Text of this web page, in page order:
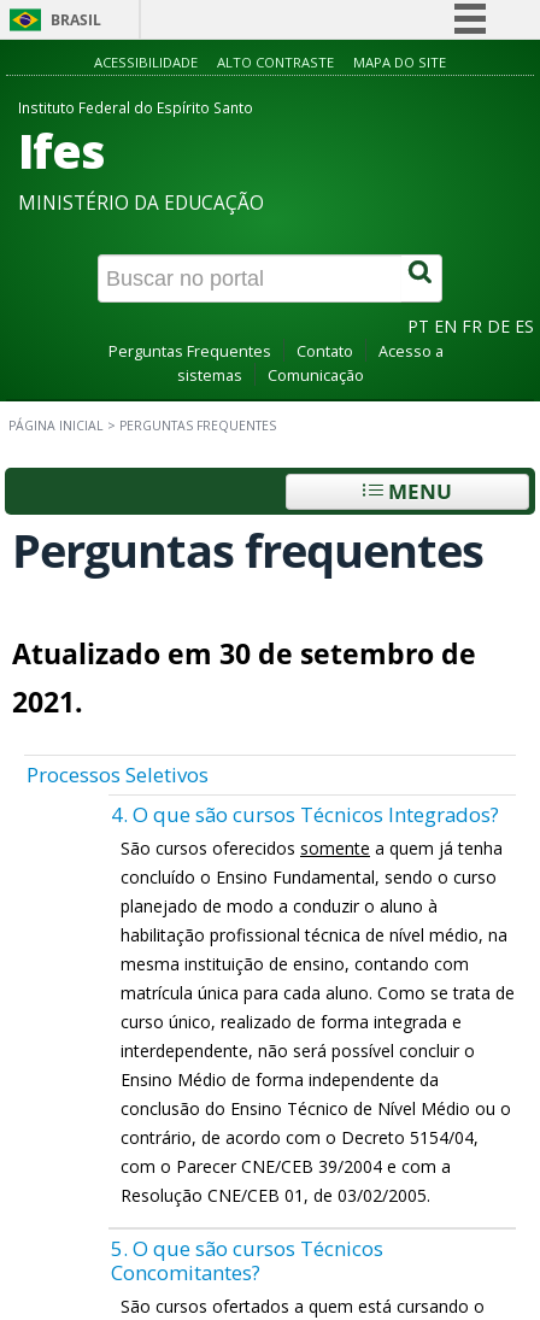
BRASIL
Simplifique!
Canais
ACESSIBILIDADE ALTO CONTRASTE MAPA DO SITE
Instituto Federal do Espírito Santo
Ifes
MINISTÉRIO DA EDUCAÇÃO
PT EN FR DE ES
Perguntas Frequentes Contato
Acesso a
sistemas
Comunicação
PÁGINA INICIAL > PERGUNTAS FREQUENTES
MENU
Perguntas frequentes
Atualizado em 30 de setembro de
2021.
Processos Seletivos
4. O que são cursos Técnicos Integrados?
São cursos oferecidos somente a quem já tenha
concluído o Ensino Fundamental, sendo o curso
planejado de modo a conduzir o aluno à
habilitação profissional técnica de nível médio, na
mesma instituição de ensino, contando com
matrícula única para cada aluno. Como se trata de
curso único, realizado de forma integrada e
interdependente, não será possível concluir o
Ensino Médio de forma independente da
conclusão do Ensino Técnico de Nível Médio ou o
contrário, de acordo com o Decreto 5154/04,
com o Parecer CNE/CEB 39/2004 e com a
Resolução CNE/CEB 01, de 03/02/2005.
5. O que são cursos Técnicos
Concomitantes?
São cursos ofertados a quem está cursando o